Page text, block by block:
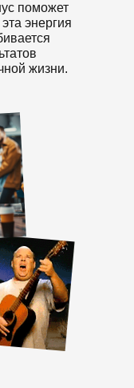
поможет
энергия
жизни.